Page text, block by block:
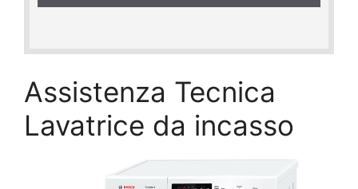
Assistenza Tecnica
Lavatrice da incasso